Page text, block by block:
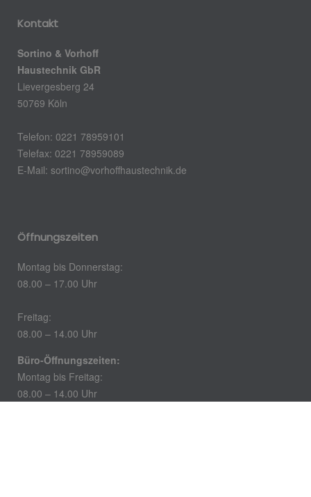
Kontakt
Sortino & Vorhoff
Haustechnik GbR
Lievergesberg 24
50769 Köln
Telefon: 0221 78959101
Telefax: 0221 78959089
E-Mail: sortino@vorhoffhaustechnik.de
Öffnungszeiten
Montag bis Donnerstag:
08.00 – 17.00 Uhr
Freitag:
08.00 – 14.00 Uhr
Büro-Öffnungszeiten:
Montag bis Freitag:
08.00 – 14.00 Uhr